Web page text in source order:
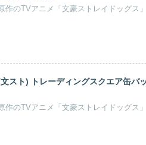
作のTVアニメ「文豪ストレイドッグス
スト) トレーディングスクエア缶バ
作のTVアニメ「文豪ストレイドッグス